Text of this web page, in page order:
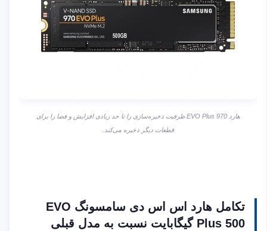
هارد EVO Plus 970 ظرفیت ذخیره‌سازی را تا حد زیادی افزایش و فضا را برای
قطعات دیگر ذخیره می‌کند.
تکامل هارد اس اس دی سامسونگ EVO
Plus 500 گیگابایت نسبت به مدل قبلی